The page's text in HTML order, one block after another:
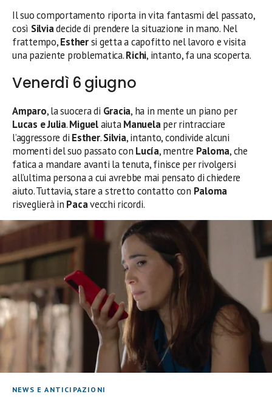
Il suo comportamento riporta in vita fantasmi del passato,
così Silviadecide di prendere la situazione in mano. Nel
frattempo,Esthersi getta a capofitto nel lavoro e visita
una paziente problematica.Richi, intanto, fa una scoperta.
Venerdì 6 giugno
Amparo, la suocera di Gracia, ha in mente un piano per
Lucas e Julia.MiguelaiutaManuelaper rintracciare
l’aggressore di Esther.Silvia, intanto, condivide alcuni
momenti del suo passato con Lucía, mentre Paloma, che
fatica a mandare avanti la tenuta, finisce per rivolgersi
all’ultima persona a cui avrebbe mai pensato di chiedere
aiuto. Tuttavia, stare a stretto contatto con Paloma
risveglierà in Pacavecchi ricordi.
NEWS E ANTICIPAZIONI